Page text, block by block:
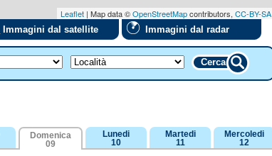
Leaflet | Map data ©OpenStreetMapcontributors, CC-BY-SA
Immagini dal satellite Immagini dal radar
Cerca
Domenica
09
Lunedi
10
Martedi
11
Mercoledi
12